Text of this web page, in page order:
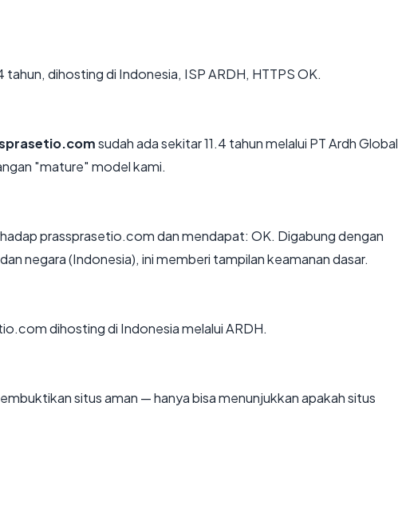
tahun, dihosting di Indonesia, ISP ARDH, HTTPS OK.
sudah ada sekitar 11.4 tahun melalui PT Ardh Global
"mature" model kami.
prassprasetio.com dan mendapat: OK. Digabung dengan
negara (Indonesia), ini memberi tampilan keamanan dasar.
dihosting di Indonesia melalui ARDH.
situs aman — hanya bisa menunjukkan apakah situs